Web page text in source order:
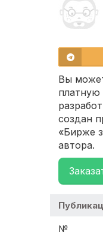
Вы
платную
создан
«Бирже
автора.
№